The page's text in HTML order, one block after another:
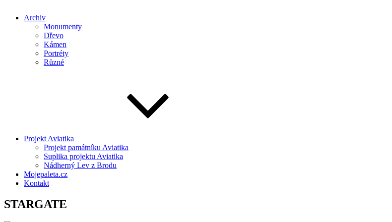
Archiv
Monumenty
Dřevo
Kámen
Portréty
Různé
Projekt Aviatika
Projekt památníku Aviatika
Suplika projektu Aviatika
Nádherný Lev z Brodu
Mojepaleta.cz
Kontakt
STARGATE